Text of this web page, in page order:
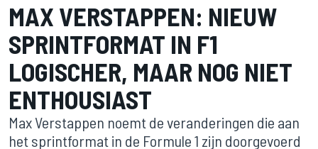
MAX VERSTAPPEN: NIEUW
SPRINTFORMAT IN F1
LOGISCHER, MAAR NOG NIET
ENTHOUSIAST
Max Verstappen noemt de veranderingen die aan
het sprintformat in de Formule 1 zijn doorgevoerd